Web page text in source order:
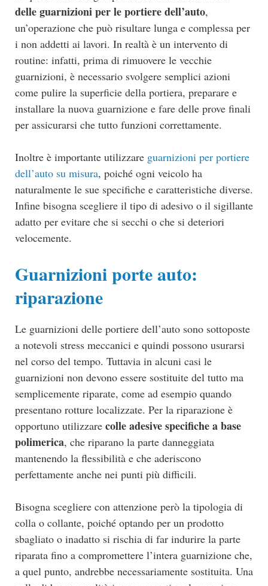
delle guarnizioni per le portiere dell’auto,
un’operazione che può risultare lunga e complessa per
i non addetti ai lavori. In realtà è un intervento di
routine: infatti, prima di rimuovere le vecchie
guarnizioni, è necessario svolgere semplici azioni
come pulire la superficie della portiera, preparare e
installare la nuova guarnizione e fare delle prove finali
per assicurarsi che tutto funzioni correttamente.
Inoltre è importante utilizzare guarnizioni per portiere
dell’auto su misura, poiché ogni veicolo ha
naturalmente le sue specifiche e caratteristiche diverse.
Infine bisogna scegliere il tipo di adesivo o il sigillante
adatto per evitare che si secchi o che si deteriori
velocemente.
Guarnizioni porte auto:
riparazione
Le guarnizioni delle portiere dell’auto sono sottoposte
a notevoli stress meccanici e quindi possono usurarsi
nel corso del tempo. Tuttavia in alcuni casi le
guarnizioni non devono essere sostituite del tutto ma
semplicemente riparate, come ad esempio quando
presentano rotture localizzate. Per la riparazione è
opportuno utilizzare colle adesive specifiche a base
polimerica, che riparano la parte danneggiata
mantenendo la flessibilità e che aderiscono
perfettamente anche nei punti più difficili.
Bisogna scegliere con attenzione però la tipologia di
colla o collante, poiché optando per un prodotto
sbagliato o inadatto si rischia di far indurire la parte
riparata fino a compromettere l’intera guarnizione che,
a quel punto, andrebbe necessariamente sostituita. Una